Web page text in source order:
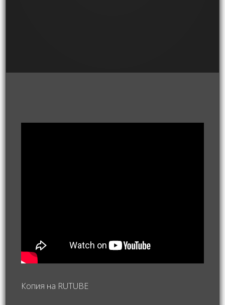
Копия на RUTUBE